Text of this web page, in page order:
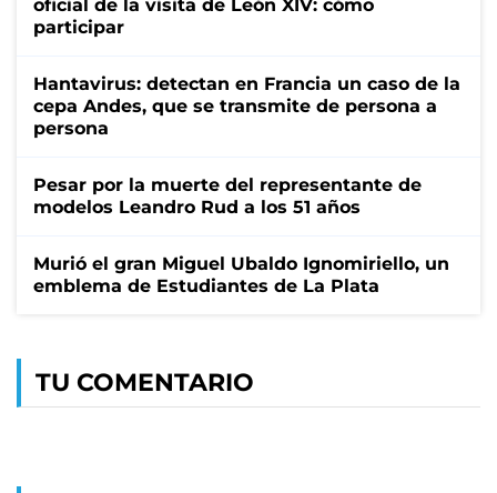
oficial de la visita de León XIV: cómo
participar
Hantavirus: detectan en Francia un caso de la
cepa Andes, que se transmite de persona a
persona
Pesar por la muerte del representante de
modelos Leandro Rud a los 51 años
Murió el gran Miguel Ubaldo Ignomiriello, un
emblema de Estudiantes de La Plata
TU COMENTARIO